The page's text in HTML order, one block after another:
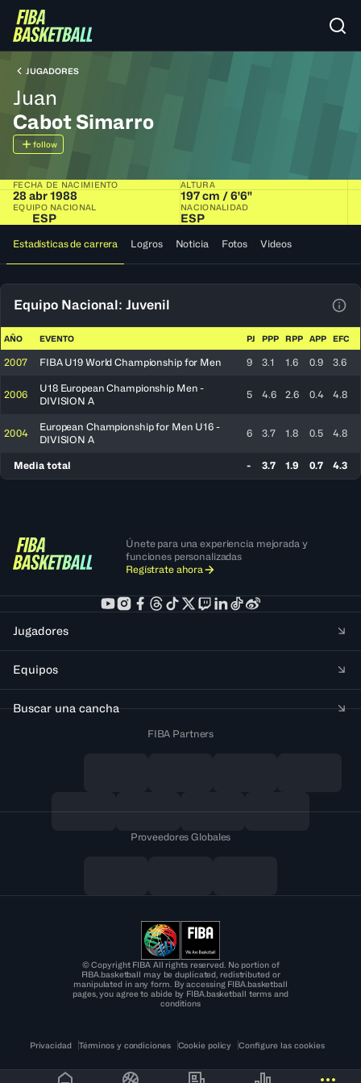
JUGADORES
Juan
Cabot Simarro
follow
FECHA DE NACIMIENTO
28 abr 1988
ALTURA
197 cm / 6'6"
EQUIPO NACIONAL
ESP
NACIONALIDAD
ESP
Estadísticas de carrera Logros Noticia Fotos Videos
Equipo Nacional: Juvenil
AÑO EVENTO PJ PPP RPP APP EFC
2007 FIBA U19 World Championship for Men 9 3.1 1.6 0.9 3.6
2006
U18 European Championship Men -
DIVISION A
5 4.6 2.6 0.4 4.8
2004
European Championship for Men U16 -
DIVISION A
6 3.7 1.8 0.5 4.8
Media total - 3.7 1.9 0.7 4.3
Únete para una experiencia mejorada y
funciones personalizadas
Regístrate ahora
Jugadores
Equipos
Buscar una cancha
FIBA Partners
Proveedores Globales
© Copyright FIBA All rights reserved. No portion of
FIBA.basketball may be duplicated, redistributed or
manipulated in any form. By accessing FIBA.basketball
pages, you agree to abide by FIBA.basketball terms and
conditions
Privacidad Términos y condiciones Cookie policy Configure las cookies